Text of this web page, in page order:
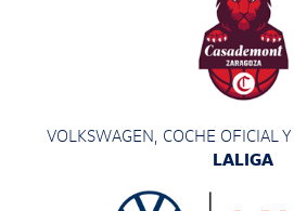
VOLKSWAGEN, COCHE OFICIAL
LALIGA